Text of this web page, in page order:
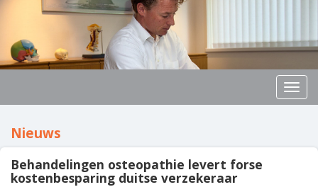
Nieuws
Behandelingen osteopathie levert forse
kostenbesparing duitse verzekeraar